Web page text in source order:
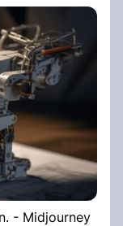
- Midjourney